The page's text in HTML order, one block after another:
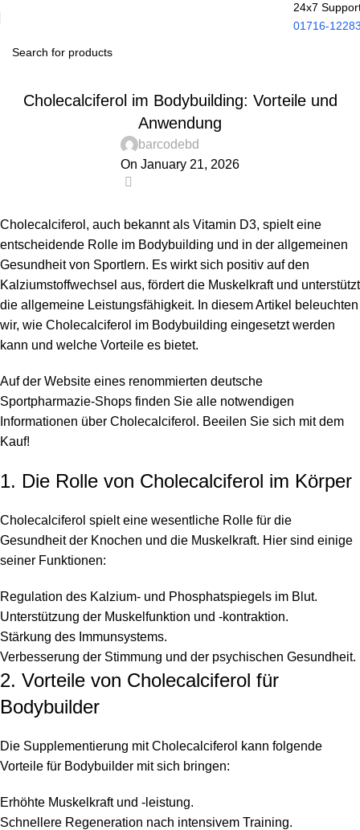
24x7
01716-
Cholecalciferol im Bodybuilding: Vorteile und
Anwendung
barcodebd
On January 21, 2026
Cholecalciferol, auch bekannt als Vitamin D3, spielt eine
entscheidende Rolle im Bodybuilding und in der allgemeinen
Gesundheit von Sportlern. Es wirkt sich positiv auf den
Kalziumstoffwechsel aus, fördert die Muskelkraft und unterstützt
die allgemeine Leistungsfähigkeit. In diesem Artikel beleuchten
wir, wie Cholecalciferol im Bodybuilding eingesetzt werden
kann und welche Vorteile es bietet.
Auf der Website eines renommierten deutsche
Sportpharmazie-Shops finden Sie alle notwendigen
Informationen über Cholecalciferol . Beeilen Sie sich mit dem
Kauf!
1. Die Rolle von Cholecalciferol im Körper
Cholecalciferol spielt eine wesentliche Rolle für die
Gesundheit der Knochen und die Muskelkraft. Hier sind einige
seiner Funktionen:
Regulation des Kalzium- und Phosphatspiegels im Blut.
Unterstützung der Muskelfunktion und -kontraktion.
Stärkung des Immunsystems.
Verbesserung der Stimmung und der psychischen Gesundheit.
2. Vorteile von Cholecalciferol für
Bodybuilder
Die Supplementierung mit Cholecalciferol kann folgende
Vorteile für Bodybuilder mit sich bringen:
Erhöhte Muskelkraft und -leistung.
Schnellere Regeneration nach intensivem Training.